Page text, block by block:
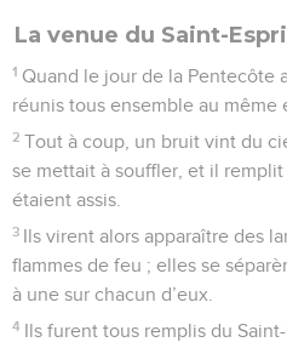
La venue du Saint-
1 Quand le jour de la Pentecôte
réunis tous ensemble au même
2 Tout à coup, un bruit vint du
se mettait à souffler, et il
étaient assis.
3 Ils virent alors apparaître des
flammes de feu ; elles se
à une sur chacun d’eux.
4 Ils furent tous remplis du